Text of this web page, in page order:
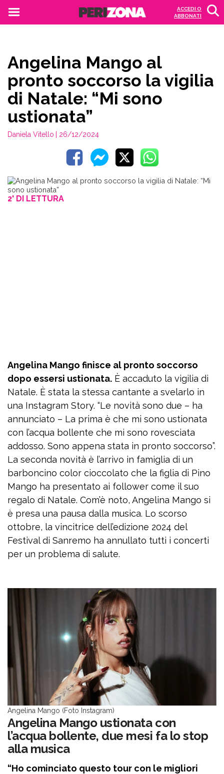
ACCEDI O
ABBONATI
Angelina Mango al
pronto soccorso la vigilia
di Natale: “Mi sono
ustionata”
Daniela Vitello | 26/12/2024
2' DI LETTURA
Angelina Mango finisce al pronto soccorso
dopo essersi ustionata. È accaduto la vigilia di
Natale. È stata la stessa cantante a svelarlo in
una Instagram Story. “Le novità sono due – ha
annunciato – La prima è che mi sono ustionata
con l’acqua bollente che mi sono rovesciata
addosso. Sono appena stata in pronto soccorso”.
La seconda novità è l’arrivo in famiglia di un
barboncino color cioccolato che la figlia di Pino
Mango ha presentato ai follower come il suo
regalo di Natale. Com’è noto, Angelina Mango si
è presa una pausa dalla musica. Lo scorso
ottobre, la vincitrice dell’edizione 2024 del
Festival di Sanremo ha annullato tutti i concerti
per un problema di salute.
Angelina Mango (Foto Instagram)
Angelina Mango ustionata con
l’acqua bollente, due mesi fa lo stop
alla musica
“Ho cominciato questo tour con le migliori